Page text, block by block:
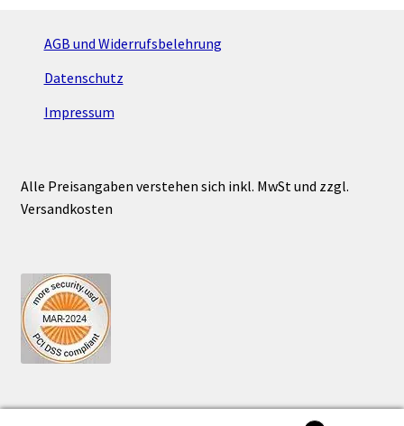
AGB und Widerrufsbelehrung
Datenschutz
Impressum
Alle Preisangaben verstehen sich inkl. MwSt und zzgl.
Versandkosten